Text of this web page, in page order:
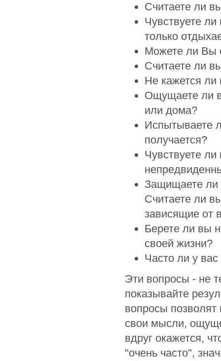
Считаете ли
Чувствуете
только
Можете ли Вы
Считаете ли
Не кажется ли
Ощущаете ли
или дома?
Испытываете
получается?
Чувствуете
Защищаете ли
Считаете ли
зависящие от
Берете ли вы
своей жизни?
Часто ли у
Эти вопросы - не
показывайте
вопросы позволят
свои мысли,
вдруг окажется,
"очень часто",